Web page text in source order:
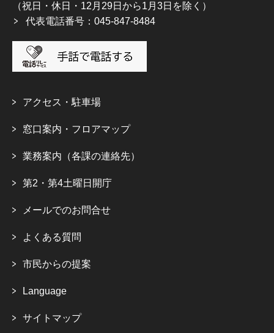
（祝日・休日・12月29日から1月3日を除く）
代表電話番号：045-847-8484
アクセス・駐車場
窓口案内・フロアマップ
業務案内（各課の連絡先）
第2・第4土曜日開庁
メールでのお問合せ
よくある質問
市民からの提案
Language
サイトマップ